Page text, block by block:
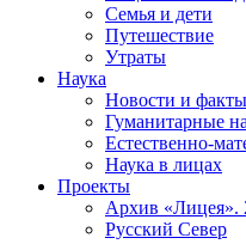
Семья и дети
Путешествие
Утраты
Наука
Новости и факты
Гуманитарные
Естественно-
Наука в лицах
Проекты
Архив «Лицея».
Русский Север